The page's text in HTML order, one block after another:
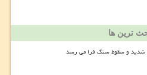
ترین ها